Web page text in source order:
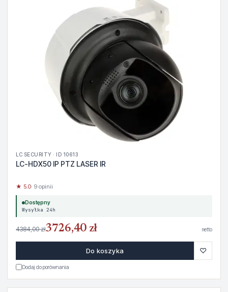
LC SECURITY · ID 10613
LC-HDX50 IP PTZ LASER IR
★ 5.0· 9 opinii
Dostępny
Wysyłka 24h
4384,00 zł3726,40 zł netto
Do koszyka ♡
Dodaj do porównania